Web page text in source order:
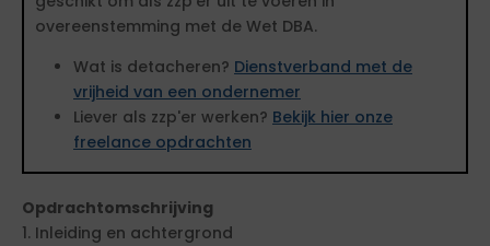
overeenstemming met de Wet DBA.
Wat is detacheren? Dienstverband met de
vrijheid van een ondernemer
Liever als zzp'er werken? Bekijk hier onze
freelance opdrachten
Opdrachtomschrijving
1. Inleiding en achtergrond